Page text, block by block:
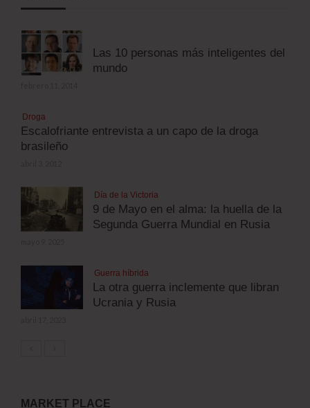
Las 10 personas más inteligentes del
mundo
Droga
Escalofriante entrevista a un capo de la droga
brasileño
Día de la Victoria
9 de Mayo en el alma: la huella de la
Segunda Guerra Mundial en Rusia
Guerra híbrida
La otra guerra inclemente que libran
Ucrania y Rusia
MARKET PLACE